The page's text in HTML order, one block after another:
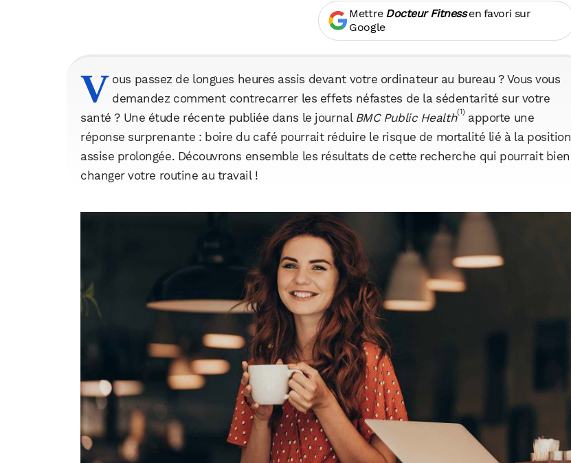
Mettre Docteur Fitnessen favori sur
Google
V ous passez de longues heures assis devant votre ordinateur au bureau ? Vous vous
demandez comment contrecarrer les effets néfastes de la sédentarité sur votre
santé ? Une étude récente publiée dans le journal BMC Public Health(1) apporte une
réponse surprenante : boire du café pourrait réduire le risque de mortalité lié à la position
assise prolongée. Découvrons ensemble les résultats de cette recherche qui pourrait bien
changer votre routine au travail !